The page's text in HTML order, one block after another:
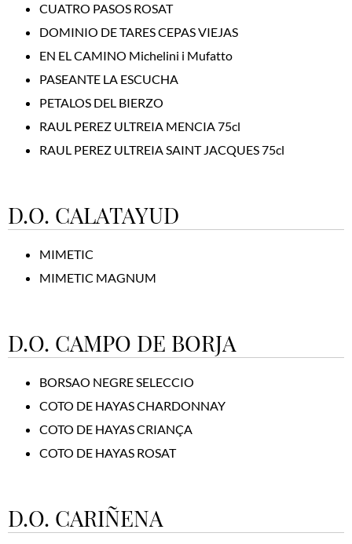
CUATRO PASOS ROSAT
DOMINIO DE TARES CEPAS VIEJAS
EN EL CAMINO Michelini i Mufatto
PASEANTE LA ESCUCHA
PETALOS DEL BIERZO
RAUL PEREZ ULTREIA MENCIA 75cl
RAUL PEREZ ULTREIA SAINT JACQUES 75cl
D.O. CALATAYUD
MIMETIC
MIMETIC MAGNUM
D.O. CAMPO DE BORJA
BORSAO NEGRE SELECCIO
COTO DE HAYAS CHARDONNAY
COTO DE HAYAS CRIANÇA
COTO DE HAYAS ROSAT
D.O. CARIÑENA